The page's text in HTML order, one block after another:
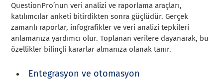
QuestionPro’nun veri analizi ve raporlama araçları,
katılımcılar anketi bitirdikten sonra güçlüdür. Gerçek
zamanlı raporlar, infografikler ve veri analizi tepkileri
anlamanıza yardımcı olur. Toplanan verilere dayanarak, bu
özellikler bilinçli kararlar almanıza olanak tanır.
Entegrasyon ve otomasyon